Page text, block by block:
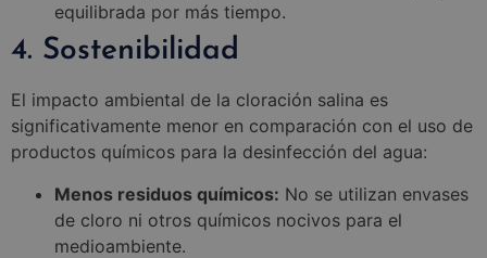
equilibrada por más tiempo.
4. Sostenibilidad
El impacto ambiental de la cloración salina es
significativamente menor en comparación con el uso de
productos químicos para la desinfección del agua:
Menos residuos químicos: No se utilizan envases
de cloro ni otros químicos nocivos para el
medioambiente.